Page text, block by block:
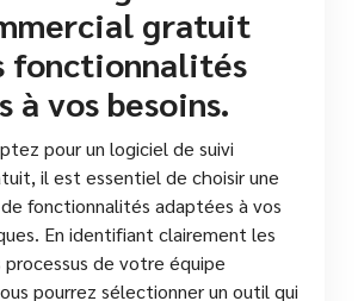
gratuit
fonctionnalités
à vos besoins.
pour un logiciel de suivi
il est essentiel de choisir une
fonctionnalités adaptées à vos
En identifiant clairement les
de votre équipe
pourrez sélectionner un outil qui